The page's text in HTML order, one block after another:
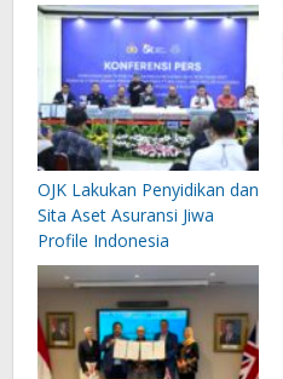
OJK Lakukan Penyidikan dan
Sita Aset Asuransi Jiwa
Profile Indonesia